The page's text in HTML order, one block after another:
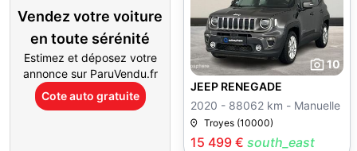
Vendez votre voiture
en toute sérénité
Estimez et déposez votre
annonce sur ParuVendu.fr
Cote auto gratuite
10
15 499 € south_east
JEEP RENEGADE
2020 - 88062 km - Manuelle
Troyes (10000)